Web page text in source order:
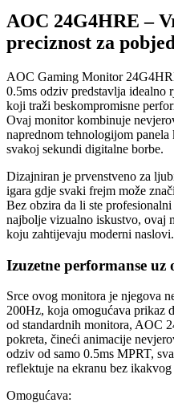
AOC 24G4HRE –
preciznost za
AOC Gaming Monitor
0.5ms odziv predstavlja idealno
koji traži beskompromisne
Ovaj monitor kombinuje
naprednom tehnologijom
svakoj sekundi digitalne borbe.
Dizajniran je prvenstveno za
igara gdje svaki frejm može
Bez obzira da li ste
najbolje vizualno iskustvo, ovaj
koju zahtijevaju moderni naslovi.
Izuzetne performanse uz
Srce ovog monitora je njegova
200Hz, koja omogućava prikaz
od standardnih monitora, AOC
pokreta, čineći animacije
odziv od samo 0.5ms MPRT,
reflektuje na ekranu bez
Omogućava: